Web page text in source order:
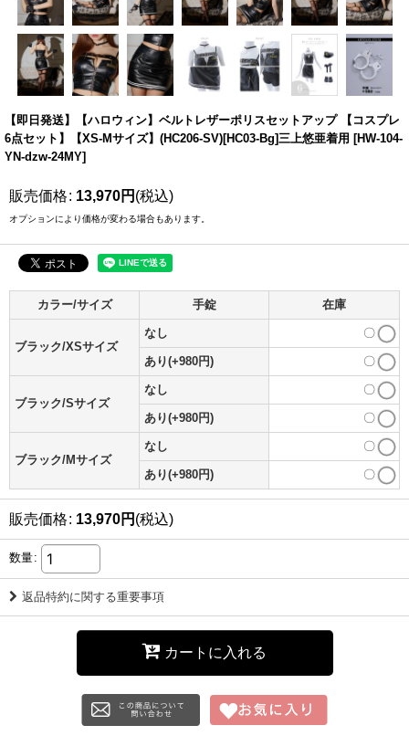
【即日発送】【ハロウィン】ベルトレザーポリスセットアップ 【コスプレ
6点セット】【XS-Mサイズ】(HC206-SV)[HC03-Bg]三上悠亜着用 [HW-104-
YN-dzw-24MY]
販売価格: 13,970円 (税込)
オプションにより価格が変わる場合もあります。
カラー/サイズ 手錠 在庫
ブラック/XSサイズ
なし 〇
あり(+980円) 〇
ブラック/Sサイズ
なし 〇
あり(+980円) 〇
ブラック/Mサイズ
なし 〇
あり(+980円) 〇
販売価格: 13,970円 (税込)
数量:
返品特約に関する重要事項
カートに入れる